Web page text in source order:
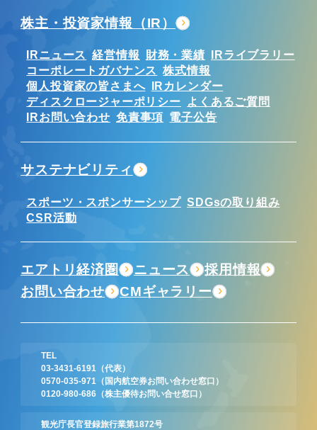
TEL
03-3431-6191
（代表）
0570-035-971
（国内航空券お問い合わせ窓口）
0120-980-686 （株主優待お問い合せ窓口）
観光庁長官登録旅行業第1872号
株主・投資家情報（IR）
IRニュース 経営情報 財務・業績
IRライブラリー
コーポレートガバナンス 株式情報
個人投資家の皆さまへ
IRカレンダー
ディスクロージャーポリシー
よくあるご質問
IRお問い合わせ 免責事項 電子公告
サステナビリティ
スポーツ・スポンサーシップ SDGsの取り組み
CSR活動
エアトリ経済圏 ニュース
採用情報
お問い合わせ
CMギャラリー